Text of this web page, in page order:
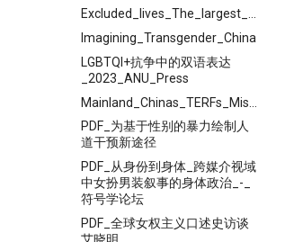
Excluded_lives_The_largest_scale_survey_on_the_social_and
Imagining_Transgender_China
LGBTQI+抗争中的双语表达
_2023_ANU_Press
PDF_为基于性别的暴力绘制人
道干预新途径
PDF_从身份到身体_跨媒介视域
中女扮男装叙事的身体政治_-_
符号学论坛
PDF_全球女权主义口述史访谈
艾晓明